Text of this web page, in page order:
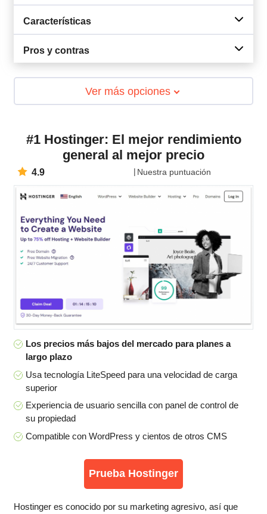
Características
Pros y contras
Ver más opciones
#1 Hostinger: El mejor rendimiento
general al mejor precio
4.9 Nuestra puntuación
Los precios más bajos del mercado para planes a
largo plazo
Usa tecnología LiteSpeed para una velocidad de carga
superior
Experiencia de usuario sencilla con panel de control de
su propiedad
Compatible con WordPress y cientos de otros CMS
Prueba Hostinger
Hostinger es conocido por su marketing agresivo, así que